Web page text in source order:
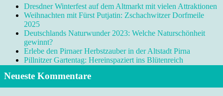
Dresdner Winterfest auf dem Altmarkt mit vielen Attraktionen
Weihnachten mit Fürst Putjatin: Zschachwitzer Dorfmeile
2025
Deutschlands Naturwunder 2023: Welche Naturschönheit
gewinnt?
Erlebe den Pirnaer Herbstzauber in der Altstadt Pirna
Pillnitzer Gartentag: Hereinspaziert ins Blütenreich
Neueste Kommentare